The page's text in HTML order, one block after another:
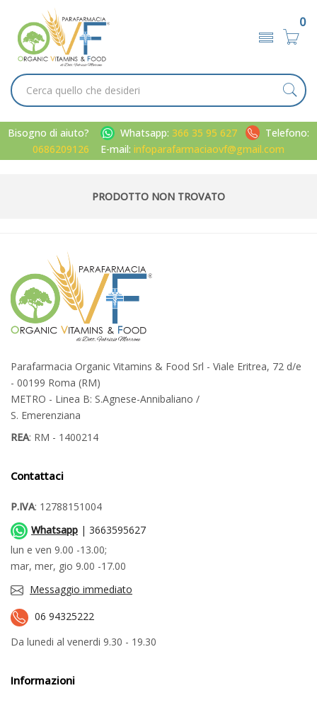
0
Bisogno di aiuto? Whatsapp: 366 35 95 627
Telefono:
0686209126
E-mail: infoparafarmaciaovf@gmail.com
PRODOTTO NON TROVATO
Parafarmacia Organic Vitamins & Food Srl - Viale Eritrea, 72 d/e
- 00199 Roma (RM)
METRO - Linea B: S.Agnese-Annibaliano /
S. Emerenziana
REA: RM - 1400214
Contattaci
P.IVA: 12788151004
Whatsapp | 3663595627
lun e ven 9.00 -13.00;
mar, mer, gio 9.00 -17.00
Messaggio immediato
06 94325222
Da lunedi al venerdi 9.30 - 19.30
Informazioni